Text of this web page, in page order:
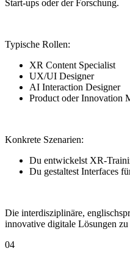
Start-ups oder der Forschung.
Typische Rollen:
XR Content Specialist
UX/UI Designer
AI Interaction Designer
Product oder Innovation
Konkrete Szenarien:
Du entwickelst XR-
Du gestaltest Interfaces
Die interdisziplinäre,
innovative digitale Lösungen
04